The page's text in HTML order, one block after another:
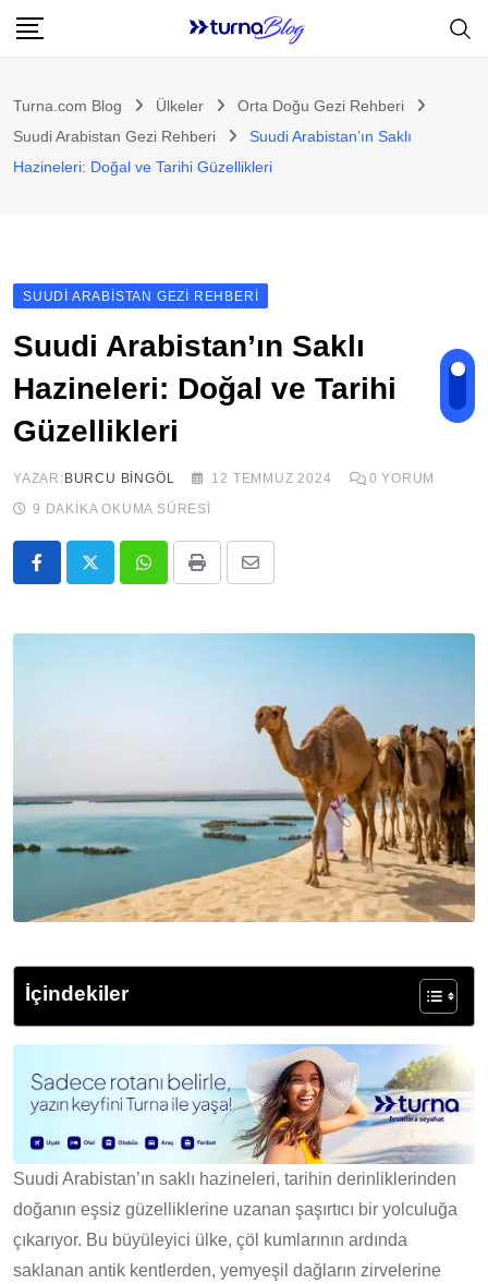
Skip
Turna.com Blog Ülkeler
Orta Doğu Gezi Rehberi
Suudi Arabistan Gezi Rehberi
Suudi Arabistan’ın Saklı
Hazineleri: Doğal ve Tarihi Güzellikleri
SUUDI ARABISTAN GEZI REHBERI
Suudi Arabistan’ın Saklı
Hazineleri: Doğal ve Tarihi
Güzellikleri
YAZAR: BURCU BINGÖL 12 TEMMUZ 2024 0 YORUM
9 DAKIKA OKUMA SÜRESI
Whatsapp
Print
ile
İçindekiler
Suudi Arabistan’ın saklı hazineleri, tarihin derinliklerinden
doğanın eşsiz güzelliklerine uzanan şaşırtıcı bir yolculuğa
çıkarıyor. Bu büyüleyici ülke, çöl kumlarının ardında
saklanan antik kentlerden, yemyeşil dağların zirvelerine